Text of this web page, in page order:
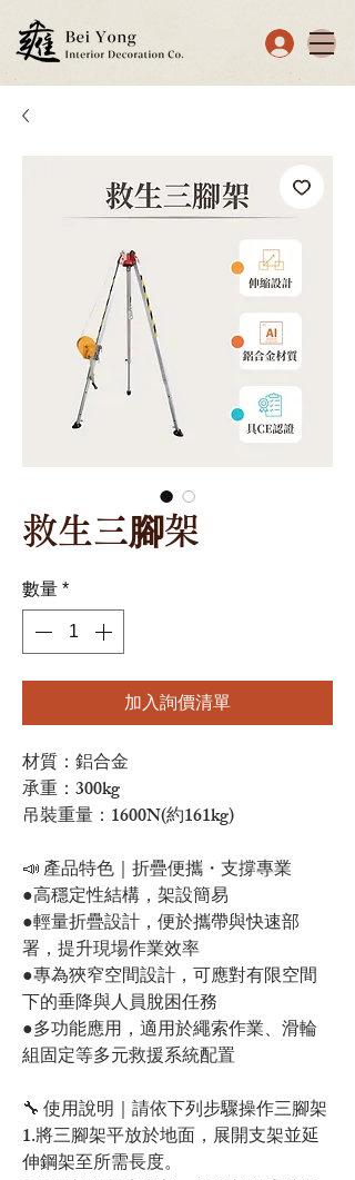
救生三腳架
數量 *
加入詢價清單
材質：鋁合金
承重：300kg
吊裝重量：1600N(約161kg)
📣 產品特色｜折疊便攜・支撐專業
●高穩定性結構，架設簡易
●輕量折疊設計，便於攜帶與快速部
署，提升現場作業效率
●專為狹窄空間設計，可應對有限空間
下的垂降與人員脫困任務
●多功能應用，適用於繩索作業、滑輪
組固定等多元救援系統配置
🔧 使用說明｜請依下列步驟操作三腳架
1.將三腳架平放於地面，展開支架並延
伸鋼架至所需長度。